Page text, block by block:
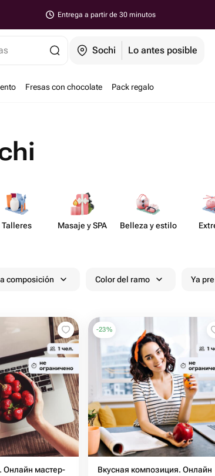
Entrega a partir de 30 minutos
Sochi Lo antes posible
Fresas con chocolate Pack regalo
Talleres Masaje y SPA Belleza y estilo
composición Color del ramo Ya
-23%
Вкусная композиция. Онлайн